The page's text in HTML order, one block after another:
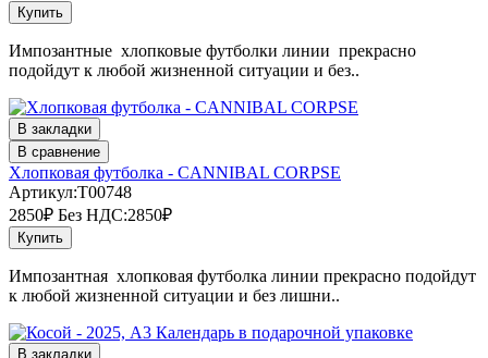
Купить
Импозантные хлопковые футболки линии прекрасно
подойдут к любой жизненной ситуации и без..
В закладки
В сравнение
Хлопковая футболка - CANNIBAL CORPSE
Артикул:T00748
2850₽ Без НДС:2850₽
Купить
Импозантная хлопковая футболка линии прекрасно подойдут
к любой жизненной ситуации и без лишни..
В закладки